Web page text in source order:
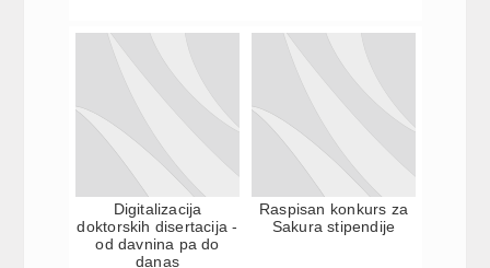
Digitalizacija
doktorskih disertacija -
od davnina pa do
danas
Raspisan konkurs za
Sakura stipendije